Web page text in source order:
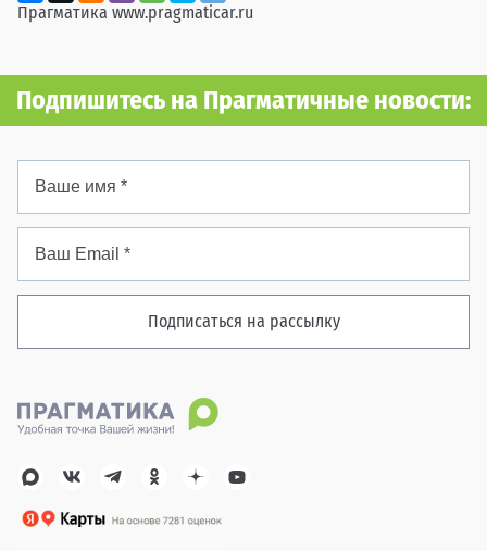
Прагматика www.pragmaticar.ru
Подпишитесь на Прагматичные новости:
Подписаться на рассылку